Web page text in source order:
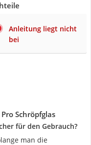
Anleitung liegt nicht
bei
Schröpfglas
für den Gebrauch?
man die